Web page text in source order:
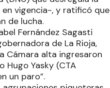
vigencia-, y ratificó que
de lucha.
Fernández Sagasti
de La Rioja,
Cámara alta ingresaron
Hugo Yasky (CTA
un paro”.